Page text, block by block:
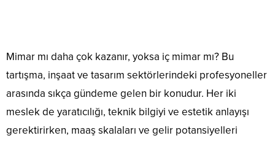
Mimar mı daha çok kazanır, yoksa iç mimar mı? Bu
tartışma, inşaat ve tasarım sektörlerindeki profesyoneller
arasında sıkça gündeme gelen bir konudur. Her iki
meslek de yaratıcılığı, teknik bilgiyi ve estetik anlayışı
gerektirirken, maaş skalaları ve gelir potansiyelleri